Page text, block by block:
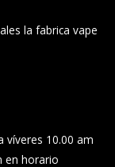
la fabrica vape
víveres 10.00 am
en horario